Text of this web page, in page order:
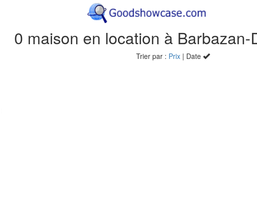
Trier par : Prix| Date